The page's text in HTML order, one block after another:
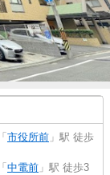
「 市役所前 」駅 徒歩
「 中電前 」駅 徒歩3